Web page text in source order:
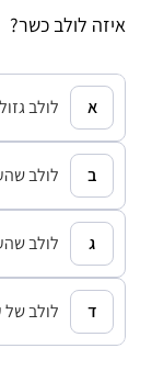
איזה לולב כשר?
לולב
לולב
לולב
לולב